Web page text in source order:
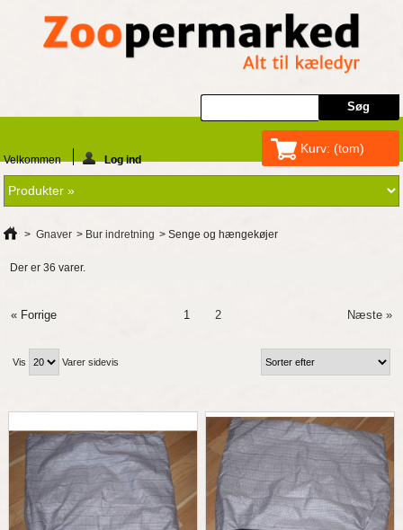
Kurv: (tom)
Velkommen Log ind
> Gnaver > Bur indretning > Senge og hængekøjer
Der er 36 varer.
« Forrige 1 2 Næste »
Vis Varer sidevis